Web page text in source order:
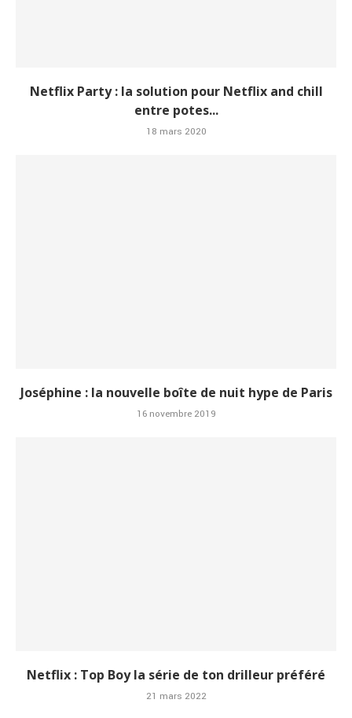
Netflix Party : la solution pour Netflix and chill
entre potes...
18 mars 2020
Joséphine : la nouvelle boîte de nuit hype de Paris
16 novembre 2019
Netflix : Top Boy la série de ton drilleur préféré
21 mars 2022